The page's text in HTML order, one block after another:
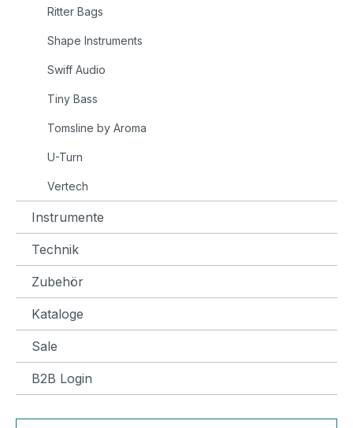
Ritter Bags
Shape Instruments
Swiff Audio
Tiny Bass
Tomsline by Aroma
U-Turn
Vertech
Instrumente
Technik
Zubehör
Kataloge
Sale
B2B Login